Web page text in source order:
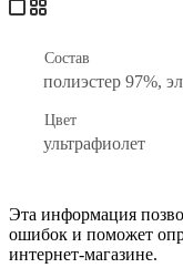
Состав
полиэстер 97%,
Цвет
ультрафиолет
Эта информация
ошибок и поможет
интернет-магазине.